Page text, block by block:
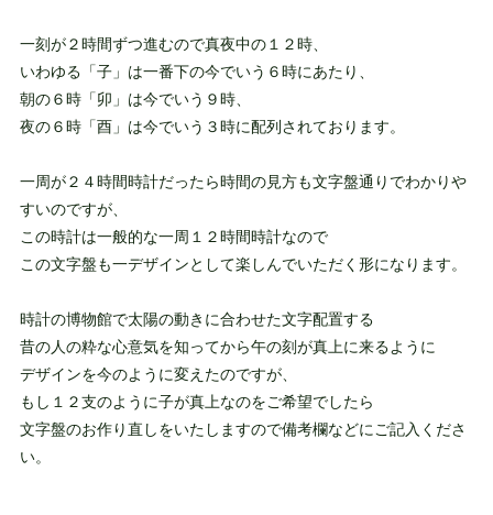
一刻が２時間ずつ進むので真夜中の１２時、
いわゆる「子」は一番下の今でいう６時にあたり、
朝の６時「卯」は今でいう９時、
夜の６時「酉」は今でいう３時に配列されております。
一周が２４時間時計だったら時間の見方も文字盤通りでわかりや
すいのですが、
この時計は一般的な一周１２時間時計なので
この文字盤も一デザインとして楽しんでいただく形になります。
時計の博物館で太陽の動きに合わせた文字配置する
昔の人の粋な心意気を知ってから午の刻が真上に来るように
デザインを今のように変えたのですが、
もし１２支のように子が真上なのをご希望でしたら
文字盤のお作り直しをいたしますので備考欄などにご記入くださ
い。